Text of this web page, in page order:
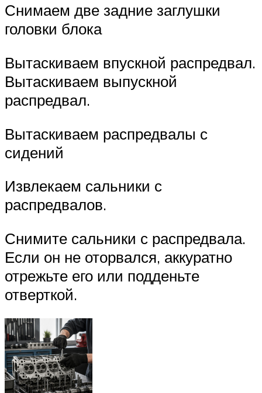
Снимаем две задние заглушки
головки блока
Вытаскиваем впускной распредвал.
Вытаскиваем выпускной
распредвал.
Вытаскиваем распредвалы с
сидений
Извлекаем сальники с
распредвалов.
Снимите сальники с распредвала.
Если он не оторвался, аккуратно
отрежьте его или подденьте
отверткой.